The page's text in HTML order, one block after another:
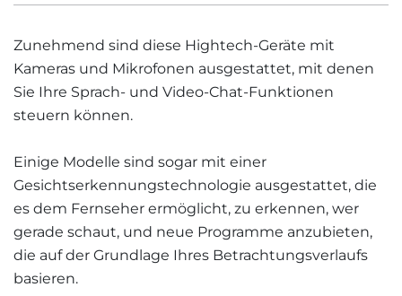
Zunehmend sind diese Hightech-Geräte mit
Kameras und Mikrofonen ausgestattet, mit denen
Sie Ihre Sprach- und Video-Chat-Funktionen
steuern können.
Einige Modelle sind sogar mit einer
Gesichtserkennungstechnologie ausgestattet, die
es dem Fernseher ermöglicht, zu erkennen, wer
gerade schaut, und neue Programme anzubieten,
die auf der Grundlage Ihres Betrachtungsverlaufs
basieren.